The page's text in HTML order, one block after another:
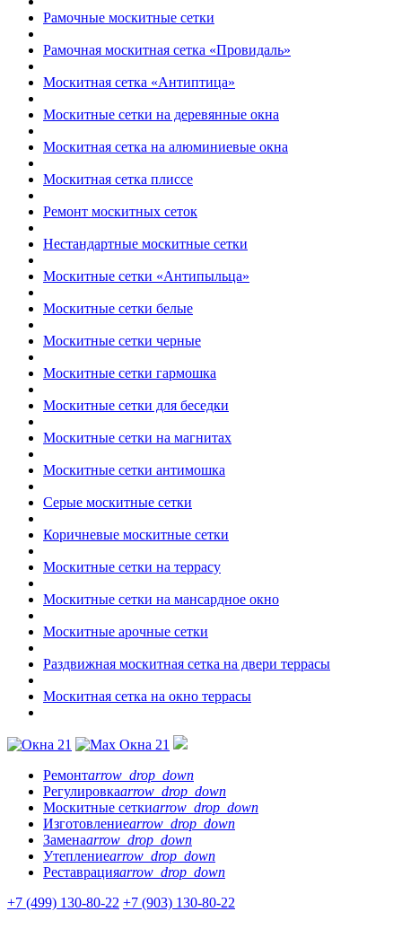
Рамочные москитные сетки
Рамочная москитная сетка «Провидаль»
Москитная сетка «Антиптица»
Москитные сетки на деревянные окна
Москитная сетка на алюминиевые окна
Москитная сетка плиссе
Ремонт москитных сеток
Нестандартные москитные сетки
Москитные сетки «Антипыльца»
Москитные сетки белые
Москитные сетки черные
Москитные сетки гармошка
Москитные сетки для беседки
Москитные сетки на магнитах
Москитные сетки антимошка
Серые москитные сетки
Коричневые москитные сетки
Москитные сетки на террасу
Москитные сетки на мансардное окно
Москитные арочные сетки
Раздвижная москитная сетка на двери террасы
Москитная сетка на окно террасы
Ремонтarrow_drop_down
Регулировкаarrow_drop_down
Москитные сеткиarrow_drop_down
Изготовлениеarrow_drop_down
Заменаarrow_drop_down
Утеплениеarrow_drop_down
Реставрацияarrow_drop_down
+7 (499) 130-80-22 +7 (903) 130-80-22